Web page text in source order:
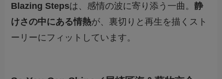
Blazing Stepsは、感情の波に寄り添う一曲。静
けさの中にある情熱が、裏切りと再生を描くスト
ーリーにフィットしています。